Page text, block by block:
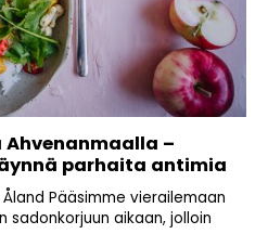
–
parhaita antimia
Pääsimme vierailemaan
sadonkorjuun aikaan, jolloin